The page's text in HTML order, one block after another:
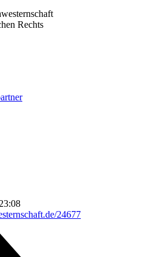
Rechts
24677